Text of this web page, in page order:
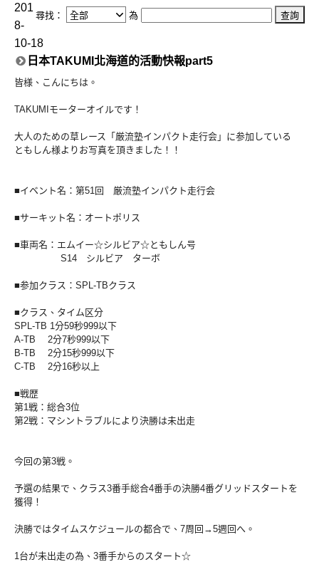
尋找： 為
201
8-
10-18
日本TAKUMI北海道的活動快報part5
皆様、こんにちは。
TAKUMIモーターオイルです！
大人のための草レース「厳流塾インパクト走行会」に参加している
ともしん様よりお写真を頂きました！！
■イベント名：第51回 厳流塾インパクト走行会
■サーキット名：オートポリス
■車両名：エムイー☆シルビア☆ともしん号
S14 シルビア ターボ
■参加クラス：SPL-TBクラス
■クラス、タイム区分
SPL-TB 1分59秒999以下
A-TB 2分7秒999以下
B-TB 2分15秒999以下
C-TB 2分16秒以上
■戦歴
第1戦：総合3位
第2戦：マシントラブルにより決勝は未出走
今回の第3戦。
予選の結果で、 クラス3番手総合4番手の決勝4番グリッドスタートを
獲得！
決勝ではタイムスケジュールの都合で、7周回→5週回へ。
1台が未出走の為、3番手からのスタート☆